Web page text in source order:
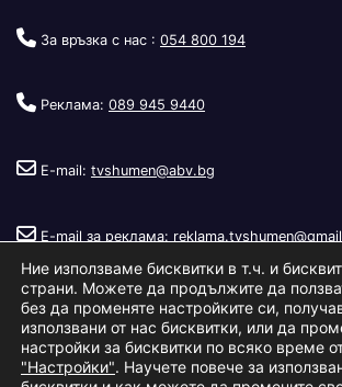
За връзка с нас : 054 800 194
Реклама: 089 945 9440
E-mail: tvshumen@abv.bg
E-mail за реклама:
Copyright © 2026Телевизия Шумен.|
Ние използваме бисквитки в т.ч. и
страни. Можете да продължите да
без да променяте настройките си,
използвани от нас бисквитки, или да
настройки за бисквитки по всяко време
"Настройки". Научете повече за